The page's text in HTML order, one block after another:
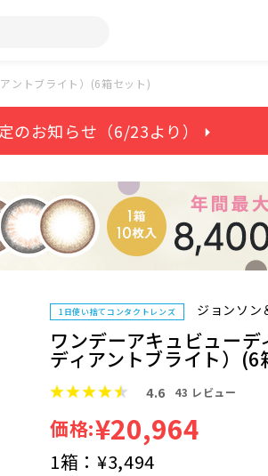
ントブライト）(6箱セット)
のお知らせ（6/23より） ⏵
1日使い捨てコンタクトレンズ ジョンソン
ワンデーアキュビュー
ディアントブライト）(6
4.6 43 レビュー
価格:¥20,964
1箱： ¥3,494